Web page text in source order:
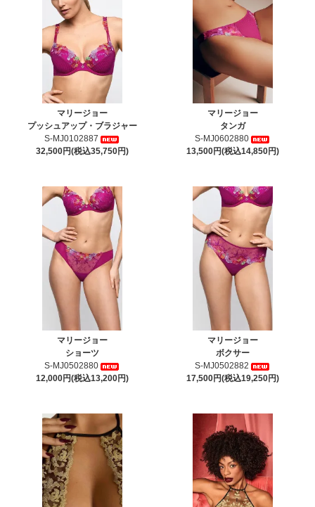
マリージョー
プッシュアップ・ブラジャー
S-MJ0102887
32,500円(税込35,750円)
マリージョー
タンガ
S-MJ0602880
13,500円(税込14,850円)
マリージョー
ショーツ
S-MJ0502880
12,000円(税込13,200円)
マリージョー
ボクサー
S-MJ0502882
17,500円(税込19,250円)